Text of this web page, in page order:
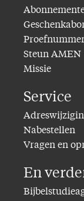
Steun AMEN
Missie
Service
Nabestellen
Vragen en
En